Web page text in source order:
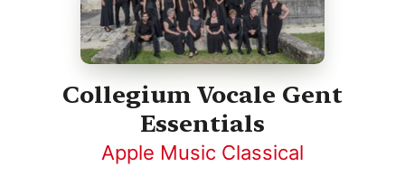
Collegium Vocale Gent
Essentials
Apple Music Classical